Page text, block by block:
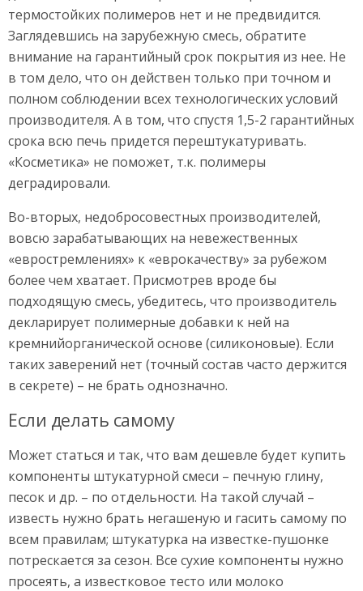
термостойких полимеров нет и не предвидится.
Заглядевшись на зарубежную смесь, обратите
внимание на гарантийный срок покрытия из нее. Не
в том дело, что он действен только при точном и
полном соблюдении всех технологических условий
производителя. А в том, что спустя 1,5-2 гарантийных
срока всю печь придется перештукатуривать.
«Косметика» не поможет, т.к. полимеры
деградировали.
Во-вторых, недобросовестных производителей,
вовсю зарабатывающих на невежественных
«евростремлениях» к «еврокачеству» за рубежом
более чем хватает. Присмотрев вроде бы
подходящую смесь, убедитесь, что производитель
декларирует полимерные добавки к ней на
кремнийорганической основе (силиконовые). Если
таких заверений нет (точный состав часто держится
в секрете) – не брать однозначно.
Если делать самому
Может статься и так, что вам дешевле будет купить
компоненты штукатурной смеси – печную глину,
песок и др. – по отдельности. На такой случай –
известь нужно брать негашеную и гасить самому по
всем правилам; штукатурка на известке-пушонке
потрескается за сезон. Все сухие компоненты нужно
просеять, а известковое тесто или молоко